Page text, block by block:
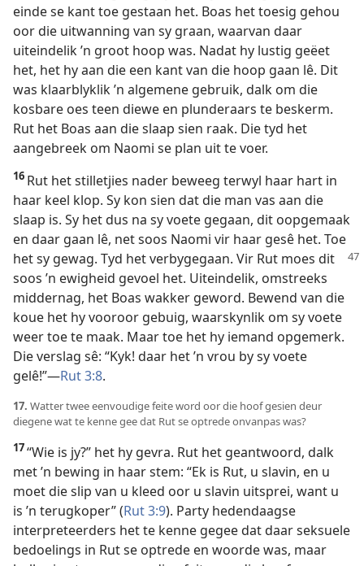
einde se kant toe gestaan het. Boas het toesig gehou
oor die uitwanning van sy graan, waarvan daar
uiteindelik ’n groot hoop was. Nadat hy lustig geëet
het, het hy aan die een kant van die hoop gaan lê. Dit
was klaarblyklik ’n algemene gebruik, dalk om die
kosbare oes teen diewe en plunderaars te beskerm.
Rut het Boas aan die slaap sien raak. Die tyd het
aangebreek om Naomi se plan uit te voer.
16 Rut het stilletjies nader beweeg terwyl haar hart in
haar keel klop. Sy kon sien dat die man vas aan die
slaap is. Sy het dus na sy voete gegaan, dit oopgemaak
en daar gaan lê, net soos Naomi vir haar gesê het. Toe
het sy gewag. Tyd het verbygegaan. Vir Rut moes dit
soos ’n ewigheid gevoel het. Uiteindelik, omstreeks
middernag, het Boas wakker geword. Bewend van die
koue het hy vooroor gebuig, waarskynlik om sy voete
weer toe te maak. Maar toe het hy iemand opgemerk.
Die verslag sê: “Kyk! daar het ’n vrou by sy voete
gelê!”—Rut 3:8.
17. Watter twee eenvoudige feite word oor die hoof gesien deur
diegene wat te kenne gee dat Rut se optrede onvanpas was?
17“Wie is jy?” het hy gevra. Rut het geantwoord, dalk
met ’n bewing in haar stem: “Ek is Rut, u slavin, en u
moet die slip van u kleed oor u slavin uitsprei, want u
is ’n terugkoper” (Rut 3:9). Party hedendaagse
interpreteerders het te kenne gegee dat daar seksuele
bedoelings in Rut se optrede en woorde was, maar